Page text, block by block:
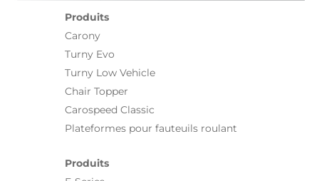
Produits
Carony
Turny Evo
Turny Low Vehicle
Chair Topper
Carospeed Classic
Plateformes pour fauteuils roulant
Produits